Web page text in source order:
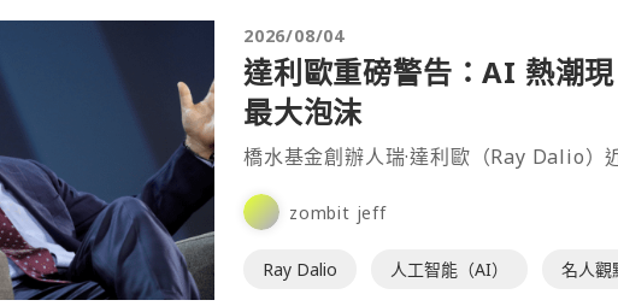
2026/08/04
達利歐重磅警告：AI 熱潮
最大泡沫
橋水基金創辦人瑞·達利歐（Ray Dalio
zombit jeff
Ray Dalio 人工智能（AI） 名人觀